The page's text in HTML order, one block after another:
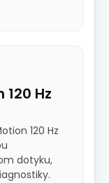
Hz
120 Hz
dotyku,